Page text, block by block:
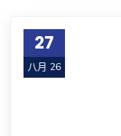
27
八月 26